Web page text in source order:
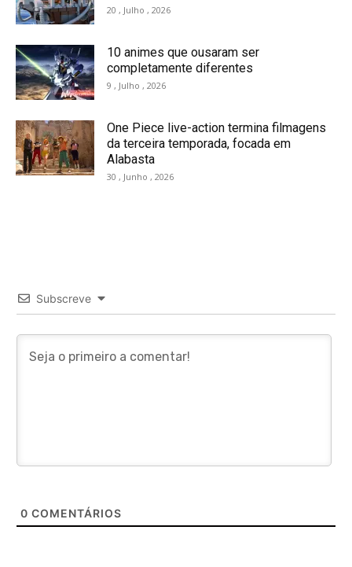
20 , Julho , 2026
10 animes que ousaram ser
completamente diferentes
9 , Julho , 2026
One Piece live-action termina filmagens
da terceira temporada, focada em
Alabasta
30 , Junho , 2026
Subscreve
0 COMENTÁRIOS